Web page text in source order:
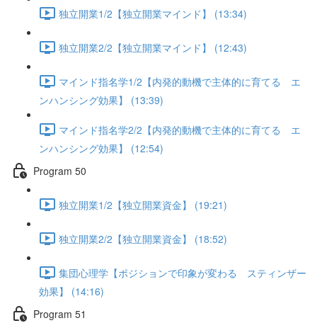
独立開業1/2【独立開業マインド】 (13:34)
独立開業2/2【独立開業マインド】 (12:43)
マインド指名学1/2【内発的動機で主体的に育てる エ
ンハンシング効果】 (13:39)
マインド指名学2/2【内発的動機で主体的に育てる エ
ンハンシング効果】 (12:54)
Program 50
独立開業1/2【独立開業資金】 (19:21)
独立開業2/2【独立開業資金】 (18:52)
集団心理学【ポジションで印象が変わる スティンザー
効果】 (14:16)
Program 51